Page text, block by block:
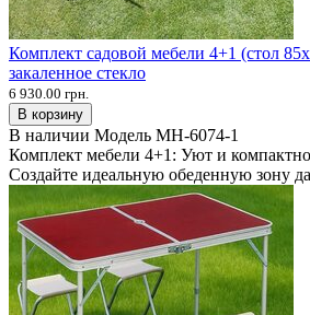
Комплект садовой мебели 4+1 (стол
закаленное стекло
6 930.00 грн.
В корзину
В наличии Модель MH-6074-1
Комплект мебели 4+1: Уют и
Создайте идеальную обеденную зону